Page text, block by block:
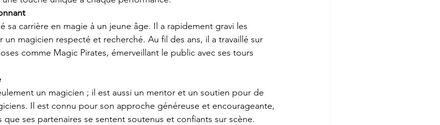
sa carrière en magie à un jeune âge. Il a rapidement gravi les
un magicien respecté et recherché. Au fil des ans, il a travaillé sur
comme Magic Pirates, émerveillant le public avec ses tours
un magicien ; il est aussi un mentor et un soutien pour de
Il est connu pour son approche généreuse et encourageante,
que ses partenaires se sentent soutenus et confiants sur scène.